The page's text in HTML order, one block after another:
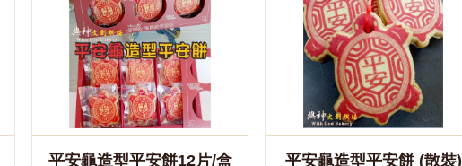
平安龜造型平安餅12片/盒
平安龜造型平安餅 (散裝)